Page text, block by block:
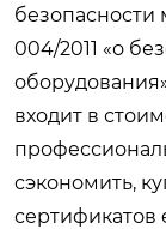
безопасности
004/2011 «о
входит в
сэкономить,
сертификатов